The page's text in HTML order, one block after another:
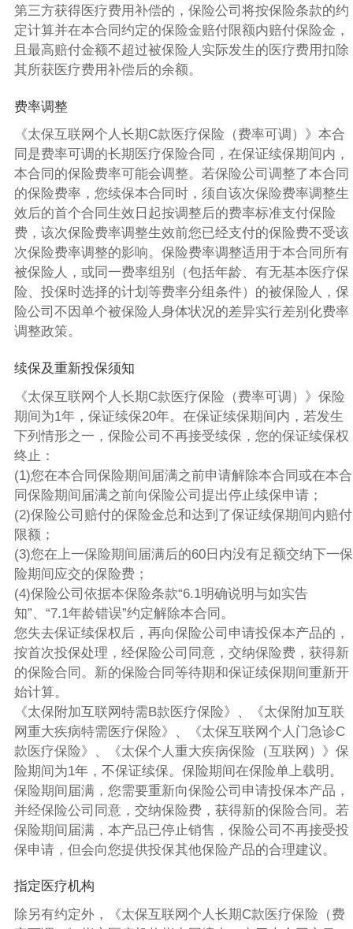
第三方获得医疗费用补偿的，保险公司将按保险条款的约
定计算并在本合同约定的保险金赔付限额内赔付保险金，
且最高赔付金额不超过被保险人实际发生的医疗费用扣除
其所获医疗费用补偿后的余额。
费率调整
《太保互联网个人长期C款医疗保险（费率可调）》本合
同是费率可调的长期医疗保险合同，在保证续保期间内，
本合同的保险费率可能会调整。若保险公司调整了本合同
的保险费率，您续保本合同时，须自该次保险费率调整生
效后的首个合同生效日起按调整后的费率标准支付保险
费，该次保险费率调整生效前您已经支付的保险费不受该
次保险费率调整的影响。保险费率调整适用于本合同所有
被保险人，或同一费率组别（包括年龄、有无基本医疗保
险、投保时选择的计划等费率分组条件）的被保险人，保
险公司不因单个被保险人身体状况的差异实行差别化费率
调整政策。
续保及重新投保须知
《太保互联网个人长期C款医疗保险（费率可调）》保险
期间为1年，保证续保20年。在保证续保期间内，若发生
下列情形之一，保险公司不再接受续保，您的保证续保权
终止：
(1)您在本合同保险期间届满之前申请解除本合同或在本合
同保险期间届满之前向保险公司提出停止续保申请；
(2)保险公司赔付的保险金总和达到了保证续保期间内赔付
限额；
(3)您在上一保险期间届满后的60日内没有足额交纳下一保
险期间应交的保险费；
(4)保险公司依据本保险条款“6.1明确说明与如实告
知”、“7.1年龄错误”约定解除本合同。
您失去保证续保权后，再向保险公司申请投保本产品的，
按首次投保处理，经保险公司同意，交纳保险费，获得新
的保险合同。新的保险合同等待期和保证续保期间重新开
始计算。
《太保附加互联网特需B款医疗保险》、《太保附加互联
网重大疾病特需医疗保险》、《太保互联网个人门急诊C
款医疗保险》、《太保个人重大疾病保险（互联网）》保
险期间为1年，不保证续保。保险期间在保险单上载明。
保险期间届满，您需要重新向保险公司申请投保本产品，
并经保险公司同意，交纳保险费，获得新的保险合同。若
保险期间届满，本产品已停止销售，保险公司不再接受投
保申请，但会向您提供投保其他保险产品的合理建议。
指定医疗机构
除另有约定外，《太保互联网个人长期C款医疗保险（费